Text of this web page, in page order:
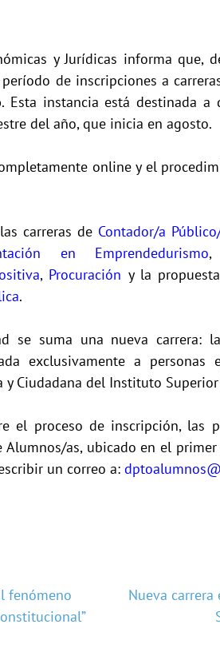
y Jurídicas informa que,
de inscripciones a
. Esta instancia está destinada a
del año, que inicia en agosto.
online y el
carreras de Contador/a
en Emprendedurismo,
, Procuración y la
.
se suma una nueva carrera: la
exclusivamente a personas
Ciudadana del Instituto
el proceso de inscripción, las
Alumnos/as, ubicado en el
un correo a:
fenómeno
Nueva